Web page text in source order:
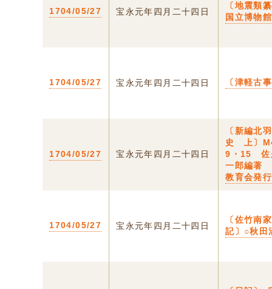
1704/05/27 宝永元年四月二十四日
〔地震類
国立博物館
1704/05/27 宝永元年四月二十四日 〔津軽古
1704/05/27 宝永元年四月二十四日
〔新編北
史 上〕
9・15 佐
一郎編著
教育会発行
1704/05/27 宝永元年四月二十四日
〔佐竹南
記〕○秋田